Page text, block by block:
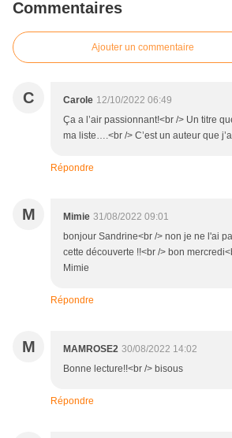
Commentaires
Ajouter un commentaire
C Carole 12/10/2022 06:49
Ça a l’air passionnant!<br /> Un titre
ma liste….<br /> C’est un auteur que
Répondre
M Mimie 31/08/2022 09:01
bonjour Sandrine<br /> non je ne l'ai
cette découverte !!<br /> bon
Mimie
Répondre
M MAMROSE2 30/08/2022 14:02
Bonne lecture!!<br /> bisous
Répondre